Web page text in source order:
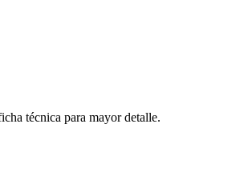
técnica para mayor detalle.